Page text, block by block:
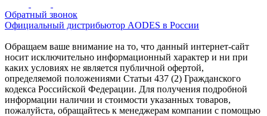
Обратный звонок
Официальный дистрибьютор AODES в России
Обращаем ваше внимание на то, что данный интернет-сайт
носит исключительно информационный характер и ни при
каких условиях не является публичной офертой,
определяемой положениями Статьи 437 (2) Гражданского
кодекса Российской Федерации. Для получения подробной
информации наличии и стоимости указанных товаров,
пожалуйста, обращайтесь к менеджерам компании с помощью